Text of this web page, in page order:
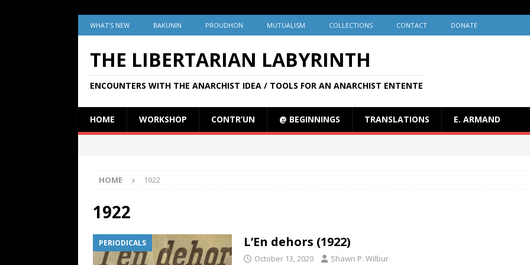
WHAT’S NEW BAKUNIN PROUDHON MUTUALISM COLLECTIONS CONTACT DONATE
THE LIBERTARIAN LABYRINTH
ENCOUNTERS WITH THE ANARCHIST IDEA / TOOLS FOR AN ANARCHIST ENTENTE
HOME WORKSHOP CONTR’UN @ BEGINNINGS TRANSLATIONS E. ARMAND
HOME 1922
1922
PERIODICALS L’En dehors (1922)
October 13, 2020 Shawn P. Wilbur